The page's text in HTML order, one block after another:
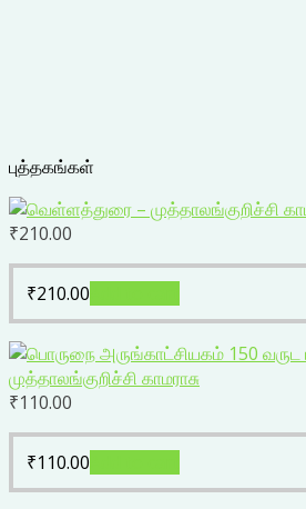
புத்தகங்கள்
₹210.00
₹210.00
₹110.00
₹110.00